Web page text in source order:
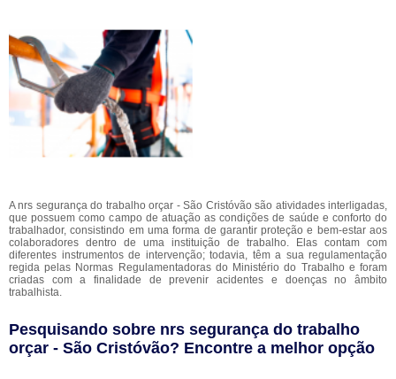
A nrs segurança do trabalho orçar - São Cristóvão são atividades interligadas,
que possuem como campo de atuação as condições de saúde e conforto do
trabalhador, consistindo em uma forma de garantir proteção e bem-estar aos
colaboradores dentro de uma instituição de trabalho. Elas contam com
diferentes instrumentos de intervenção; todavia, têm a sua regulamentação
regida pelas Normas Regulamentadoras do Ministério do Trabalho e foram
criadas com a finalidade de prevenir acidentes e doenças no âmbito
trabalhista.
Pesquisando sobre nrs segurança do trabalho
orçar - São Cristóvão? Encontre a melhor opção